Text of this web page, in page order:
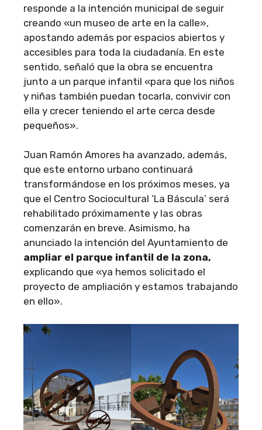
responde a la intención municipal de seguir
creando «un museo de arte en la calle»,
apostando además por espacios abiertos y
accesibles para toda la ciudadanía. En este
sentido, señaló que la obra se encuentra
junto a un parque infantil «para que los niños
y niñas también puedan tocarla, convivir con
ella y crecer teniendo el arte cerca desde
pequeños».
Juan Ramón Amores ha avanzado, además,
que este entorno urbano continuará
transformándose en los próximos meses, ya
que el Centro Sociocultural ‘La Báscula’ será
rehabilitado próximamente y las obras
comenzarán en breve. Asimismo, ha
anunciado la intención del Ayuntamiento de
ampliar el parque infantil de la zona,
explicando que «ya hemos solicitado el
proyecto de ampliación y estamos trabajando
en ello».